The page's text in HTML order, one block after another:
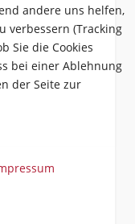
andere uns helfen,
verbessern (Tracking
Sie die Cookies
bei einer Ablehnung
der Seite zur